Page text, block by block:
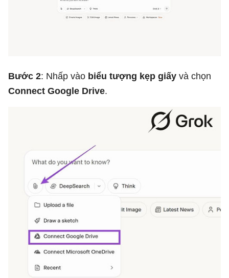
Bước 2: Nhấp vào biểu tượng kẹp giấy và chọn
Connect Google Drive.